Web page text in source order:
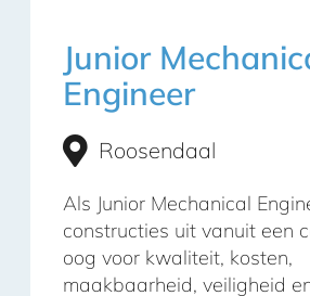
Junior
Engineer
Roosendaal
Als Junior Mechanical
constructies uit vanuit een
oog voor kwaliteit, kosten,
maakbaarheid, veiligheid